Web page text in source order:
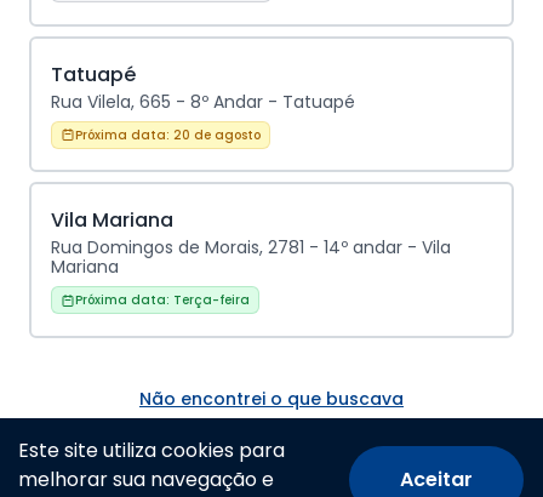
Tatuapé
Rua Vilela, 665 - 8º Andar - Tatuapé
Próxima data: 20 de agosto
Vila Mariana
Rua Domingos de Morais, 2781 - 14º andar - Vila
Mariana
Próxima data: Terça-feira
Não encontrei o que buscava
© Todos os direitos reservados.
Este site utiliza cookies para
melhorar sua navegação e
Aceitar